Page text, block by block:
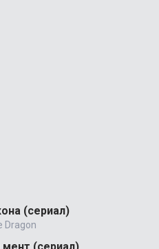
(сериал)
Dragon
(сериал)